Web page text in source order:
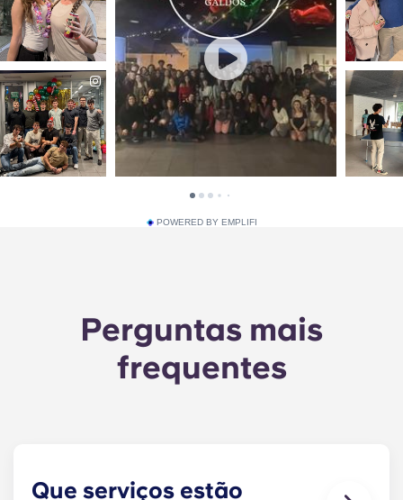
POWERED BY EMPLIFI
Perguntas mais
frequentes
Que serviços estão